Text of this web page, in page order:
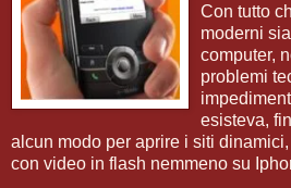
Con tutto
moderni
computer,
problemi
esisteva,
alcun modo per aprire i siti
con video in flash nemmeno su